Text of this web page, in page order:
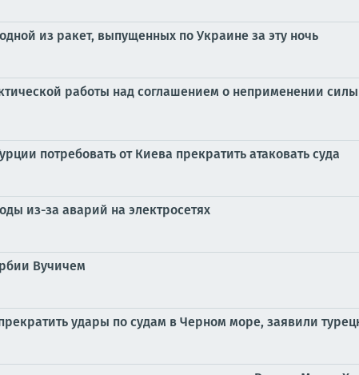
из ракет, выпущенных по Украине за эту ночь
работы над соглашением о неприменении
потребовать от Киева прекратить атаковать суда
из-за аварий на электросетях
Вучичем
удары по судам в Черном море, заявили